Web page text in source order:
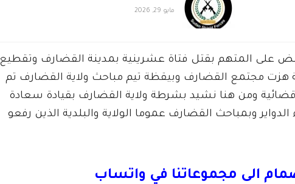
مايو 29, 2026
على المتهم بقتل فتاة عشرينية بمدينة القضارف وتقطيع
هزت مجتمع القضارف وبيقظة تيم مباحث ولاية القضارف تم
ومن هنا نشيد بشرطة ولاية القضارف بقيادة سعادة
وبمباحث القضارف عموما الولاية والبلدية الذين رفعو
الى مجموعاتنا في واتساب